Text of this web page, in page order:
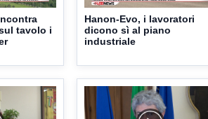
tavolo i
Hanon-Evo, i lavoratori
dicono sì al piano
industriale